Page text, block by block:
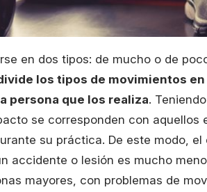
en dos tipos: de mucho o de
los tipos de movimientos
persona que los realiza.
se corresponden con aquellos
su práctica. De este modo,
accidente o lesión es mucho
mayores, con problemas de